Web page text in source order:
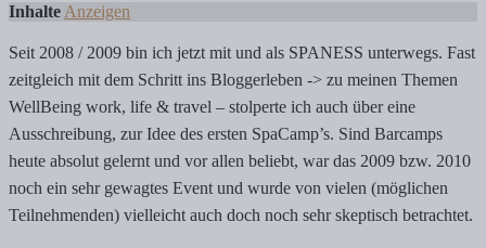
Inhalte Anzeigen
Seit 2008 / 2009 bin ich jetzt mit und als SPANESS unterwegs. Fast
zeitgleich mit dem Schritt ins Bloggerleben -> zu meinen Themen
WellBeing work, life & travel – stolperte ich auch über eine
Ausschreibung, zur Idee des ersten SpaCamp’s. Sind Barcamps
heute absolut gelernt und vor allen beliebt, war das 2009 bzw. 2010
noch ein sehr gewagtes Event und wurde von vielen (möglichen
Teilnehmenden) vielleicht auch doch noch sehr skeptisch betrachtet.